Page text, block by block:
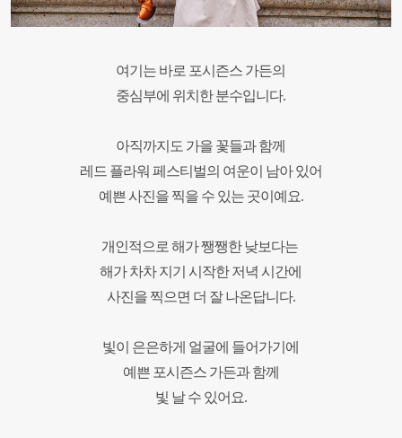
여기는 바로 포시즌스 가든의
중심부에 위치한 분수입니다.
아직까지도 가을 꽃들과 함께
레드 플라워 페스티벌의 여운이 남아 있어
예쁜 사진을 찍을 수 있는 곳이예요.
개인적으로 해가 쨍쨍한 낮보다는
해가 차차 지기 시작한 저녁 시간에
사진을 찍으면 더 잘 나온답니다.
빛이 은은하게 얼굴에 들어가기에
예쁜 포시즌스 가든과 함께
빛 날 수 있어요.